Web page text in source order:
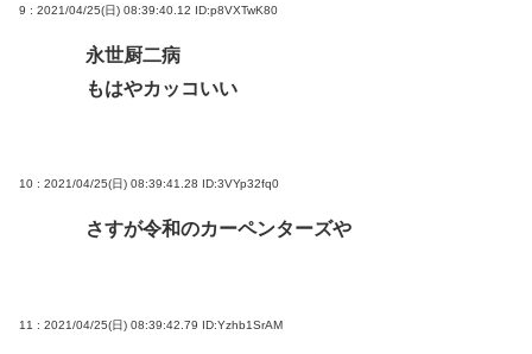
9 : 2021/04/25(日) 08:39:40.12 ID:p8VXTwK80
永世厨二病
もはやカッコいい
10 : 2021/04/25(日) 08:39:41.28 ID:3VYp32fq0
さすが令和のカーペンターズや
11 : 2021/04/25(日) 08:39:42.79 ID:Yzhb1SrAM